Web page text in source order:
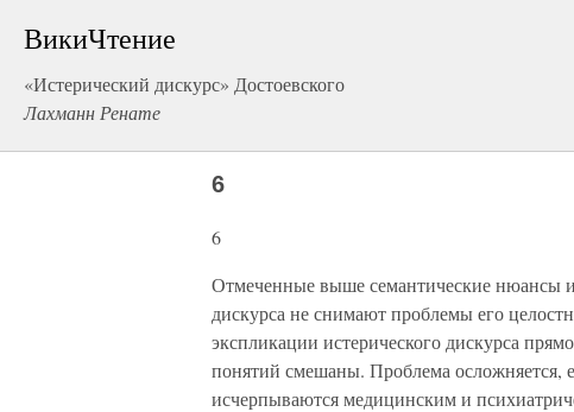
ВикиЧтение
«Истерический дискурс» Достоевского
Лахманн Ренате
6
6
Отмеченные выше семантические нюансы
дискурса не снимают проблемы его
экспликации истерического дискурса
понятий смешаны. Проблема осложняется,
исчерпываются медицинским и